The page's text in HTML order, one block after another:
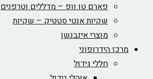
פארם טו וופ – מדללים וטרפנים
שקיות אנטי סטטיק – שקיות
מוצרי אינבנשן
מרכז הידרופוני
חללי גידול